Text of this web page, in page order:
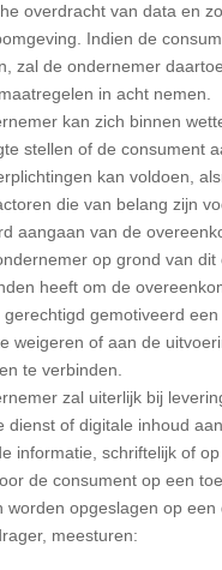
overdracht van data en
Indien de
zal de ondernemer
in acht nemen.
kan zich binnen
stellen of de consument
kan voldoen,
die van belang zijn
aangaan van de
op grond van dit
heeft om de
gerechtigd gemotiveerd
weigeren of aan de
te verbinden.
zal uiterlijk bij
dienst of digitale inhoud
informatie, schriftelijk of
de consument op een
worden opgeslagen op een
meesturen: